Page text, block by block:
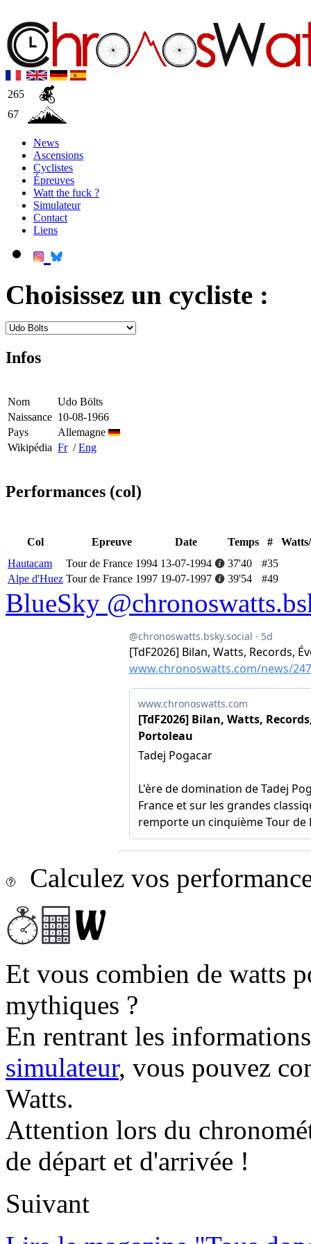
265
67
News
Ascensions
Cyclistes
Épreuves
Watt the fuck ?
Simulateur
Contact
Liens
Choisissez un cycliste :
Infos
Nom
Udo Bölts
Naissance 10-08-1966
Pays
Allemagne
Wikipédia Fr/Eng
Performances (col)
Col Epreuve Date Temps #
Hautacam
Tour de France 1994 13-07-1994 37'40
#35
Alpe d'Huez Tour de France 1997 19-07-1997 39'54 #49
BlueSky
Calculez vos
Et vous combien de watts
mythiques ?
En rentrant les
simulateur, vous pouvez
Watts.
Attention lors du
de départ et d'arrivée !
Suivant